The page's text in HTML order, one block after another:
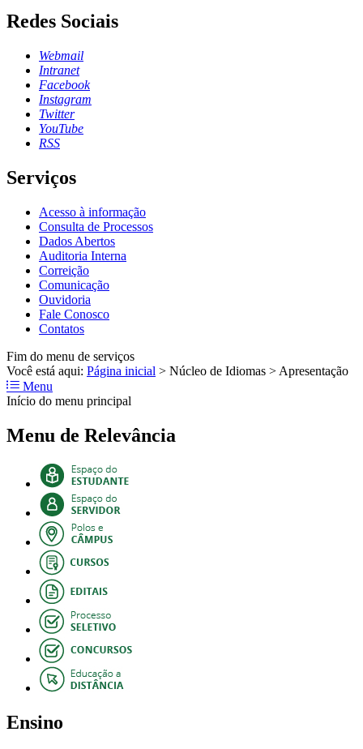
Redes Sociais
Webmail
Intranet
Facebook
Instagram
Twitter
YouTube
RSS
Serviços
Acesso à informação
Consulta de Processos
Dados Abertos
Auditoria Interna
Correição
Comunicação
Ouvidoria
Fale Conosco
Contatos
Fim do menu de serviços
Você está aqui: Página inicial > Núcleo de Idiomas > Apresentação
Menu
Início do menu principal
Menu de Relevância
Ensino